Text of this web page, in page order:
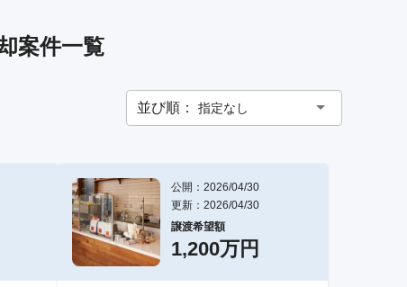
案件一覧
並び順： 指定なし
公開：2026/04/30
更新：2026/04/30
譲渡希望額
1,200万円